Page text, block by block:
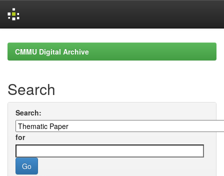
navigationCMMU Digital Archive
Search
Search:
for